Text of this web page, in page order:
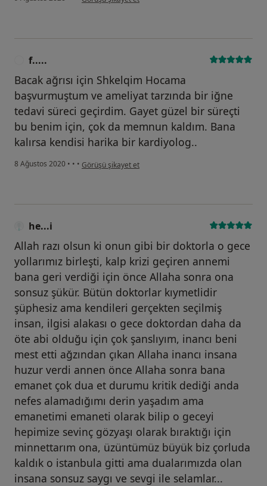
f.....
Bacak ağrısı için Shkelqim Hocama
başvurmuştum ve ameliyat tarzında bir iğne
tedavi süreci geçirdim. Gayet güzel bir süreçti
bu benim için, çok da memnun kaldım. Bana
kalırsa kendisi harika bir kardiyolog..
8 Ağustos 2020 • • • kullanıcının görüşüne göre f.....
Görüşü şikayet et
he...i
Allah razı olsun ki onun gibi bir doktorla o gece
yollarımız birleşti, kalp krizi geçiren annemi
bana geri verdiği için önce Allaha sonra ona
sonsuz şükür. Bütün doktorlar kıymetlidir
şüphesiz ama kendileri gerçekten seçilmiş
insan, ilgisi alakası o gece doktordan daha da
öte abi olduğu için çok şanslıyım, inancı beni
mest etti ağzından çıkan Allaha inancı insana
huzur verdi annen önce Allaha sonra bana
emanet çok dua et durumu kritik dediği anda
nefes alamadığımı derin yaşadım ama
emanetimi emaneti olarak bilip o geceyi
hepimize sevinç gözyaşı olarak bıraktığı için
minnettarım ona, üzüntümüz büyük biz çorluda
kaldık o istanbula gitti ama dualarımızda olan
insana sonsuz saygı ve sevgi ile selamlar...